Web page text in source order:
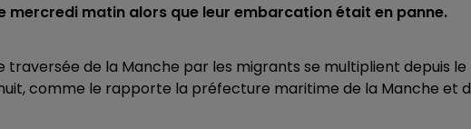
mercredi matin alors que leur embarcation était en panne.
traversée de la Manche par les migrants se multiplient depuis le
comme le rapporte la préfecture maritime de la Manche et